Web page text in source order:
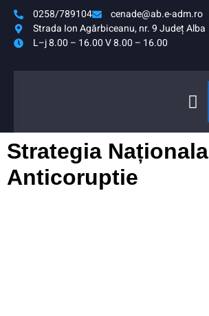
0258/789104
cenade@ab.e-adm.ro
Strada Ion Agârbiceanu, nr. 9 Județ Alba
L–j 8.00 – 16.00 V 8.00 – 16.00
Strategia Naționala
Anticoruptie